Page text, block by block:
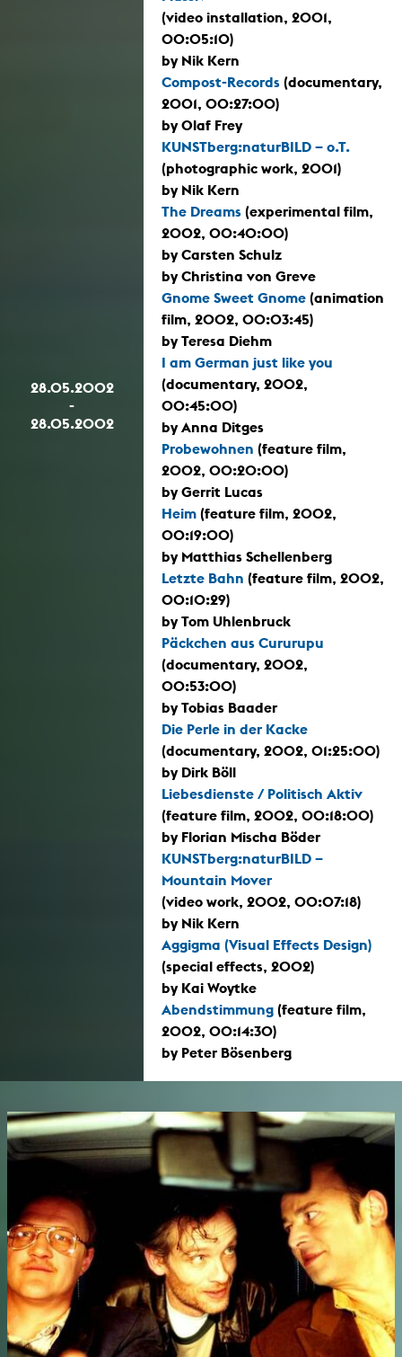
28.05.2002
-
28.05.2002
(video installation, 2001,
00:05:10)
by Nik Kern
Compost-Records (documentary,
2001, 00:27:00)
by Olaf Frey
KUNSTberg:naturBILD – o.T.
(photographic work, 2001)
by Nik Kern
The Dreams (experimental film,
2002, 00:40:00)
by Carsten Schulz
by Christina von Greve
Gnome Sweet Gnome (animation
film, 2002, 00:03:45)
by Teresa Diehm
I am German just like you
(documentary, 2002,
00:45:00)
by Anna Ditges
Probewohnen (feature film,
2002, 00:20:00)
by Gerrit Lucas
Heim (feature film, 2002,
00:19:00)
by Matthias Schellenberg
Letzte Bahn (feature film, 2002,
00:10:29)
by Tom Uhlenbruck
Päckchen aus Cururupu
(documentary, 2002,
00:53:00)
by Tobias Baader
Die Perle in der Kacke
(documentary, 2002, 01:25:00)
by Dirk Böll
Liebesdienste / Politisch Aktiv
(feature film, 2002, 00:18:00)
by Florian Mischa Böder
KUNSTberg:naturBILD –
Mountain Mover
(video work, 2002, 00:07:18)
by Nik Kern
Aggigma (Visual Effects Design)
(special effects, 2002)
by Kai Woytke
Abendstimmung (feature film,
2002, 00:14:30)
by Peter Bösenberg